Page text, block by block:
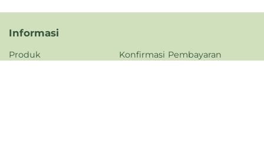
Informasi
Produk
Konfirmasi Pembayaran